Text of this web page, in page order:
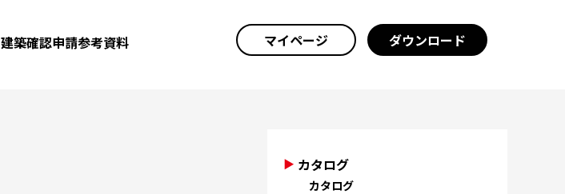
建築確認申請参考資料 マイページ ダウンロード
カタログ
カタログ